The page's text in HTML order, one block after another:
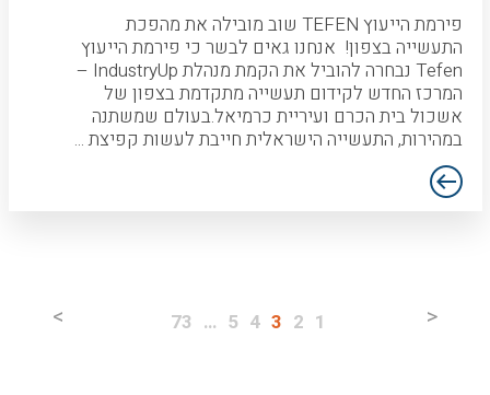
פירמת הייעוץ TEFEN שוב מובילה את מהפכת
התעשייה בצפון! אנחנו גאים לבשר כי פירמת הייעוץ
Tefen נבחרה להוביל את הקמת מנהלת IndustryUp –
המרכז החדש לקידום תעשייה מתקדמת בצפון של
אשכול בית הכרם ועיריית כרמיאל.בעולם שמשתנה
במהירות, התעשייה הישראלית חייבת לעשות קפיצת ...
<
1
2
3
4
5
…
73
>